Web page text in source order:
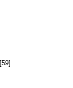
[59]